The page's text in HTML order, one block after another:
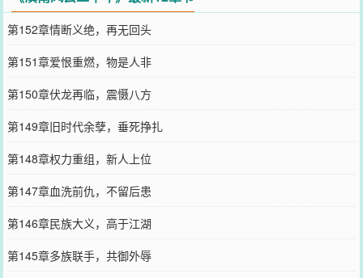
商业洗白，从武装对抗到扫黑风暴，终以黑恶势力覆灭收尾，既还原
云南黑道的真实生态，也藏着对人性善恶与法治进步的深刻叩问。
您要是觉得《滇南风云二十年
博微信里的朋友推荐哦！
第152章情断义绝，再无回头
第151章爱恨重燃，物是人非
第150章伏龙再临，震慑八方
第149章旧时代余孽，垂死挣扎
第148章权力重组，新人上位
第147章血洗前仇，不留后患
第146章民族大义，高于江湖
第145章多族联手，共御外辱